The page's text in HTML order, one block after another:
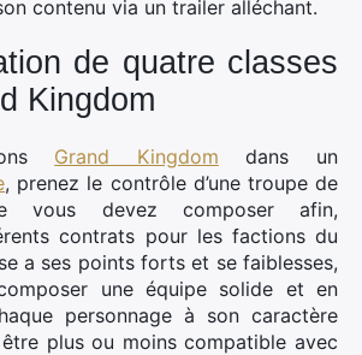
contenu via un trailer alléchant.
de quatre classes
Kingdom
Grand Kingdom dans un
, prenez le contrôle d’une troupe de
vous devez composer afin,
contrats pour les factions du
a ses points forts et se faiblesses,
une équipe solide et en
personnage à son caractère
plus ou moins compatible avec